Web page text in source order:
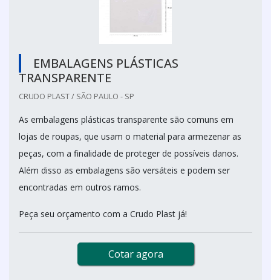
EMBALAGENS PLÁSTICAS
TRANSPARENTE
CRUDO PLAST / SÃO PAULO - SP
As embalagens plásticas transparente são comuns em
lojas de roupas, que usam o material para armezenar as
peças, com a finalidade de proteger de possíveis danos.
Além disso as embalagens são versáteis e podem ser
encontradas em outros ramos.
Peça seu orçamento com a Crudo Plast já!
Cotar agora